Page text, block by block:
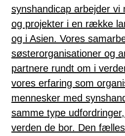
synshandicap arbejder vi
og projekter i en række
og i Asien. Vores
søsterorganisationer og
partnere rundt om i
vores erfaring som
mennesker med
samme type
verden de bor. Den